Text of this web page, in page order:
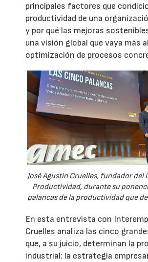
principales factores que
productividad de una
y por qué las mejoras
una visión global que vaya más
optimización de procesos
José Agustín Cruelles, fundador del
Productividad, durante su
palancas de la productividad que
En esta entrevista con
Cruelles analiza las cinco
que, a su juicio, determinan la
industrial: la estrategia